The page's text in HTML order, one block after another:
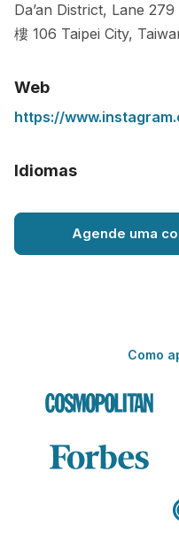
Da’an District, Lane
樓 106 Taipei City,
Web
https://
Idiomas
Agende uma
Como